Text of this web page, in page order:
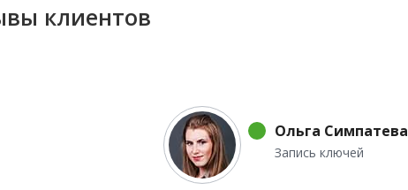
клиентов
Ольга Симпатева
Запись ключей